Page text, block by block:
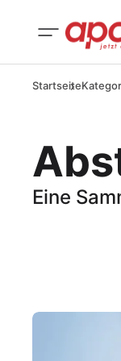
Startseite
Eine